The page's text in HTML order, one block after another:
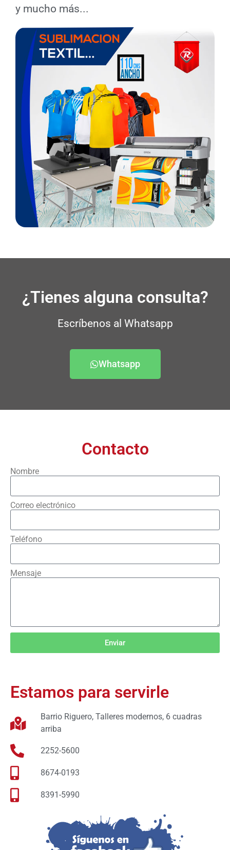
y mucho más...
¿Tienes alguna consulta?
Escríbenos al Whatsapp
Whatsapp
Contacto
Nombre
Correo electrónico
Teléfono
Mensaje
Enviar
Estamos para servirle
Barrio Riguero, Talleres modernos, 6 cuadras
arriba
2252-5600
8674-0193
8391-5990